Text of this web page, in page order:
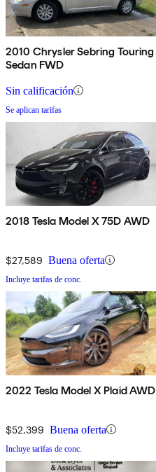
2010 Chrysler Sebring Touring
Sedan FWD
Sin calificación
Se aplican tarifas
2018 Tesla Model X 75D AWD
$27,589 Buena oferta
Incluye tarifas de conc.
2022 Tesla Model X Plaid AWD
$52,399 Buena oferta
Incluye tarifas de conc.